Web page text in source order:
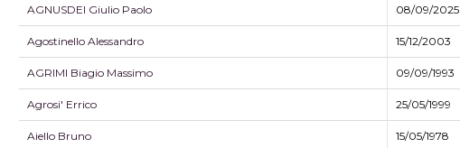
AGNUSDEI Giulio Paolo 08/09/2025
Agostinello Alessandro 15/12/2003
AGRIMI Biagio Massimo 09/09/1993
Agrosi' Errico 25/05/1999
Aiello Bruno 15/05/1978